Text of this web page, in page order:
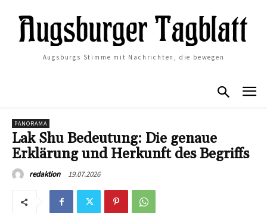
Augsburgs Stimme mit Nachrichten, die bewegen
PANORAMA
Lak Shu Bedeutung: Die genaue
Erklärung und Herkunft des Begriffs
redaktion 19.07.2026